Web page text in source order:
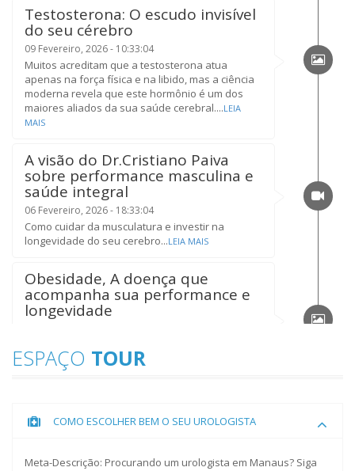
Testosterona: O escudo invisível
do seu cérebro
09 Fevereiro, 2026 - 10:33:04
Muitos acreditam que a testosterona atua
apenas na força física e na libido, mas a ciência
moderna revela que este hormônio é um dos
maiores aliados da sua saúde cerebral....LEIA
MAIS
A visão do Dr.Cristiano Paiva
sobre performance masculina e
saúde integral
06 Fevereiro, 2026 - 18:33:04
Como cuidar da musculatura e investir na
longevidade do seu cerebro...LEIA MAIS
Obesidade, A doença que
acompanha sua performance e
longevidade
apenas como algo visual, mas a verdade é que a
gordura visceral...
Força de verdade também é
saber a hora de cuidar da sua
27 Janeiro, 2026
ESPAÇO TOUR
COMO ESCOLHER BEM O SEU UROLOGISTA
Meta-Descrição: Procurando um urologista em Manaus? Siga